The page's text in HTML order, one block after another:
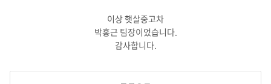
이상 햇살중고차
박홍근 팀장이었습니다.
감사합니다.